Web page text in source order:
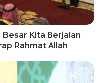
Kita Berjalan
Rahmat Allah